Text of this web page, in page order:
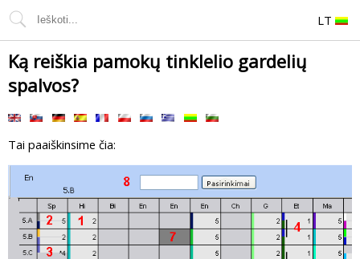
LT
Ką reiškia pamokų tinklelio gardelių
spalvos?
Tai paaiškinsime čia: